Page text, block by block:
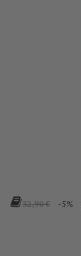
Prezzo
32,90 € -5%